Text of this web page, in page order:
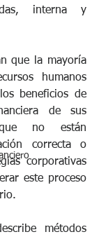
interna y
que la mayoría
humanos
beneficios de
de sus
no están
correcta o
corporativas
este proceso
métodos